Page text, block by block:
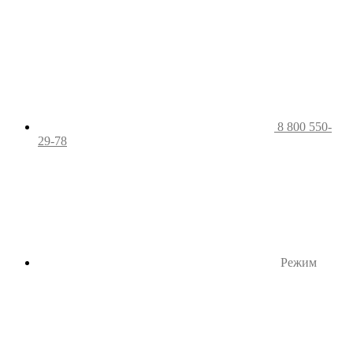
8 800 550-
29-78
Режим